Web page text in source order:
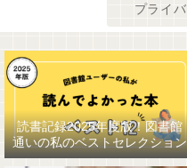
プライ
読書記録2025年度版！図書館
通いの私のベストセレクション